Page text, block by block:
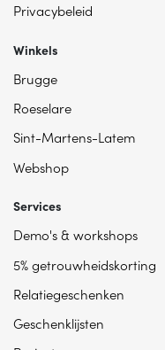
Privacybeleid
Winkels
Brugge
Roeselare
Sint-Martens-Latem
Webshop
Services
Demo's & workshops
5% getrouwheidskorting
Relatiegeschenken
Geschenklijsten